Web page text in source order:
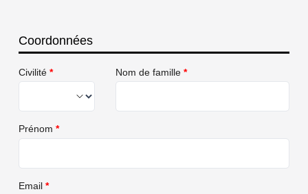
Coordonnées
Civilité* Nom de famille*
Prénom*
Email*